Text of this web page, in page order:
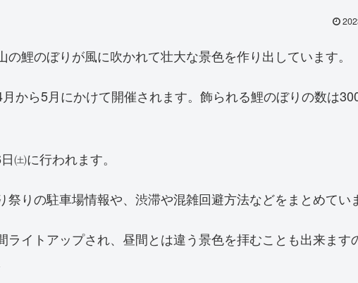
鯉のぼりが風に吹かれて壮大な景色を作り出しています。
から5月にかけて開催されます。飾られる鯉のぼりの数は
に行われます。
りの駐車場情報や、渋滞や混雑回避方法などをまとめてい
ライトアップされ、昼間とは違う景色を拝むことも出来ます